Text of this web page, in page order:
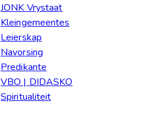
JONK Vrystaat
Kleingemeentes
Leierskap
Navorsing
Predikante
VBO | DIDASKO
Spiritualiteit